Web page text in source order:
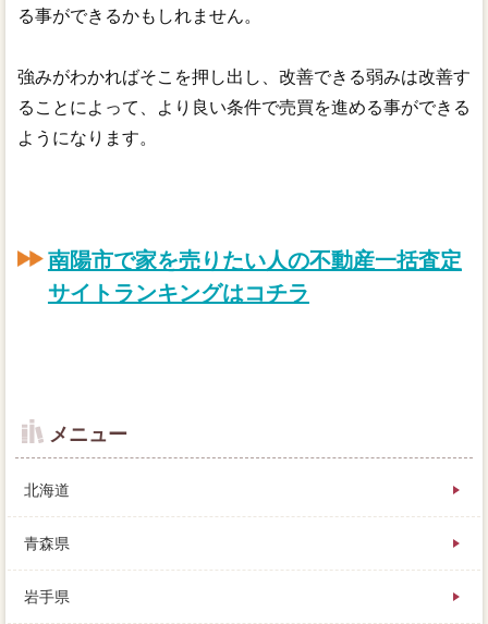
る事ができるかもしれません。
強みがわかればそこを押し出し、改善できる弱みは改善す
ることによって、より良い条件で売買を進める事ができる
ようになります。
南陽市で家を売りたい人の不動産一括査定
サイトランキングはコチラ
主な特徴を人気度でまとめてみましたので、この３社
メニュー
北海道
青森県
岩手県